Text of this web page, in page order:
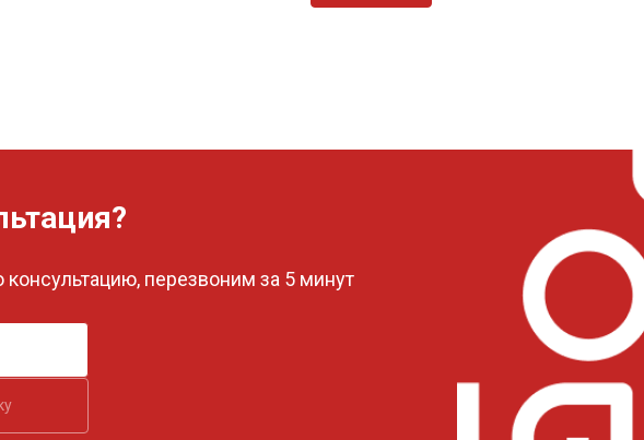
перезвоним за 5 минут